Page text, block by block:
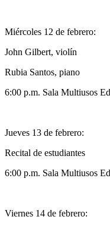
Miércoles 12 de febrero:
John Gilbert, violín
Rubia Santos, piano
6:00 p.m. Sala Multiusos
Jueves 13 de febrero:
Recital de estudiantes
6:00 p.m. Sala Multiusos
Viernes 14 de febrero: